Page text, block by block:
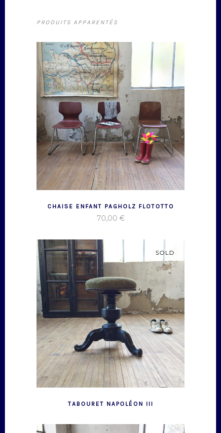
PRODUITS APPARENTÉS
CHAISE ENFANT PAGHOLZ FLOTOTTO
70,00 €
SOLD
TABOURET NAPOLÉON III